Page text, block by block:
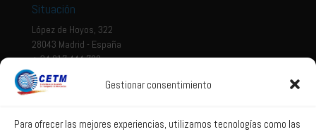
Gestionar consentimiento
Para ofrecer las mejores experiencias, utilizamos tecnologías como las
Situación
López de Hoyos, 322
28043 Madrid - España
+ 34 917 444 700
Aviso legal